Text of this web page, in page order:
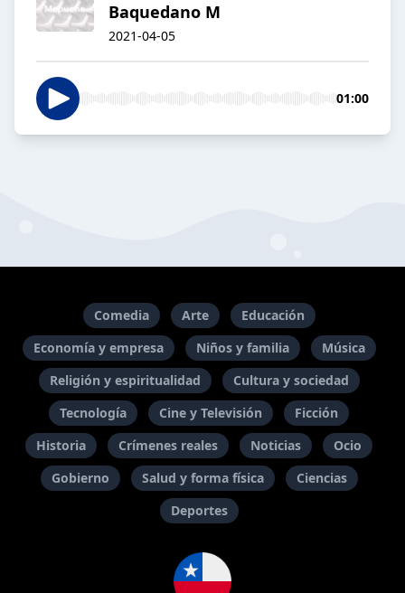
Baquedano M
2021-04-05
01:00
Comedia Arte
Educación
Economía y empresa
Niños y familia
Música
Religión y espiritualidad
Cultura y sociedad
Tecnología
Cine y Televisión
Ficción
Historia
Crímenes reales Noticias
Ocio
Gobierno
Salud y forma física
Ciencias
Deportes